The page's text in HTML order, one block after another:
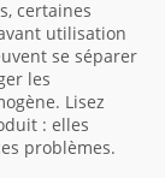
certaines
utilisation
se séparer
les
Lisez
: elles
problèmes.